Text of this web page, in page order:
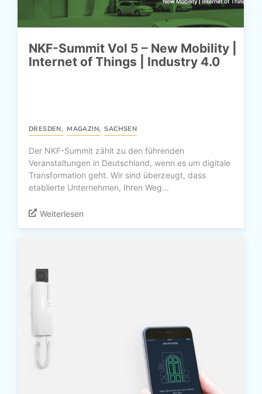
NKF-Summit Vol 5 – New Mobility |
Internet of Things | Industry 4.0
DRESDEN, MAGAZIN, SACHSEN
Der NKF-Summit zählt zu den führenden
Veranstaltungen in Deutschland, wenn es um digitale
Transformation geht. Wir sind überzeugt, dass
etablierte Unternehmen, Ihren Weg...
Weiterlesen